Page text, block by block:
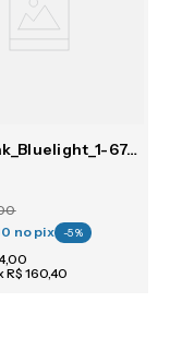
E3_Kodak_Bluelight_1-67_Premium_PG
no pix -5%
,00
R$ 160,40